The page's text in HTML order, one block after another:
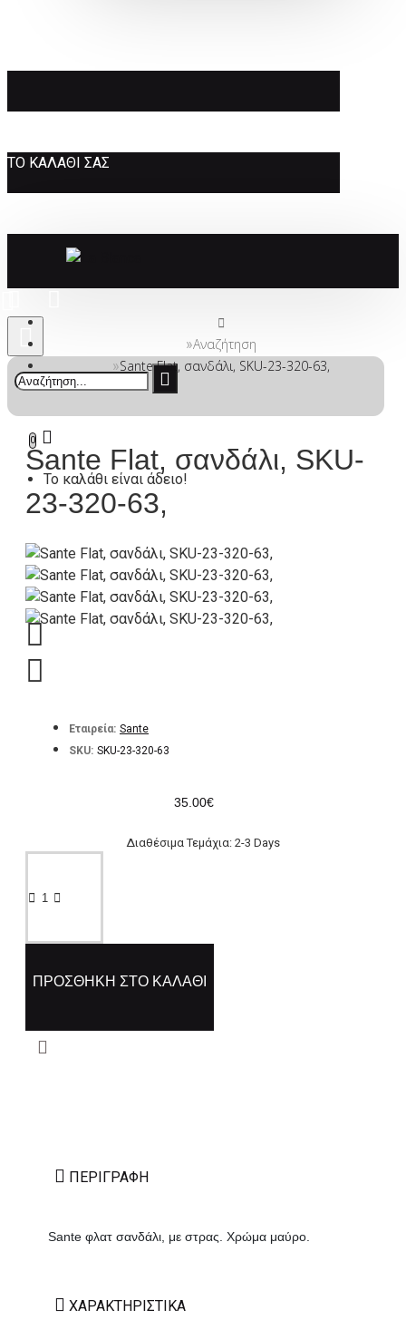
ΤΟ ΚΑΛΆΘΙ ΣΑΣ
0
Το καλάθι είναι άδειο!
Αναζήτηση
Sante Flat, σανδάλι, SKU-23-320-63,
Sante Flat, σανδάλι, SKU-
23-320-63,
Εταιρεία: Sante
SKU: SKU-23-320-63
35.00€
Διαθέσιμα Τεμάχια: 2-3 Days
ΠΡΟΣΘΉΚΗ ΣΤΟ ΚΑΛΆΘΙ
ΠΕΡΙΓΡΑΦΉ
Sante φλατ σανδάλι, με στρας. Χρώμα μαύρο.
ΧΑΡΑΚΤΗΡΙΣΤΙΚΆ